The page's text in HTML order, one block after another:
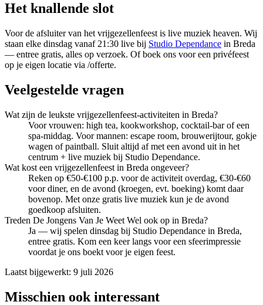
Het knallende slot
Voor de afsluiter van het vrijgezellenfeest is live muziek heaven. Wij
staan elke dinsdag vanaf 21:30 live bij Studio Dependance in Breda
— entree gratis, alles op verzoek. Of boek ons voor een privéfeest
op je eigen locatie via /offerte.
Veelgestelde vragen
Wat zijn de leukste vrijgezellenfeest-activiteiten in Breda?
Voor vrouwen: high tea, kookworkshop, cocktail-bar of een
spa-middag. Voor mannen: escape room, brouwerijtour, gokje
wagen of paintball. Sluit altijd af met een avond uit in het
centrum + live muziek bij Studio Dependance.
Wat kost een vrijgezellenfeest in Breda ongeveer?
Reken op €50-€100 p.p. voor de activiteit overdag, €30-€60
voor diner, en de avond (kroegen, evt. boeking) komt daar
bovenop. Met onze gratis live muziek kun je de avond
goedkoop afsluiten.
Treden De Jongens Van Je Weet Wel ook op in Breda?
Ja — wij spelen dinsdag bij Studio Dependance in Breda,
entree gratis. Kom een keer langs voor een sfeerimpressie
voordat je ons boekt voor je eigen feest.
Laatst bijgewerkt: 9 juli 2026
Misschien ook interessant